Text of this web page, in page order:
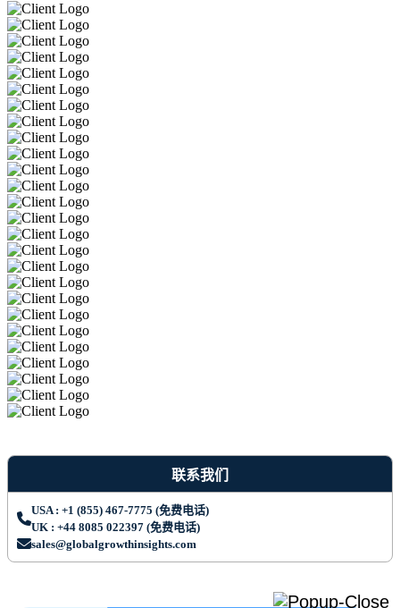
联系我们
USA : +1 (855) 467-7775 (免费电话)
UK : +44 8085 022397 (免费电话)
sales@globalgrowthinsights.com